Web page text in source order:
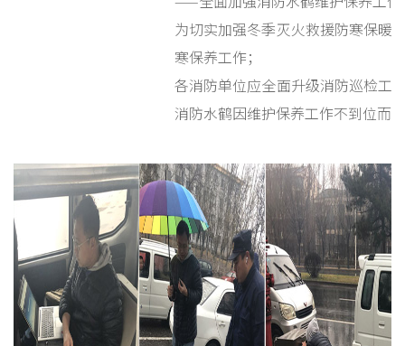
为切实加强冬季灭火救援防寒保暖
寒保养工作；
各消防单位应全面升级消防巡检工
消防水鹤因维护保养工作不到位而